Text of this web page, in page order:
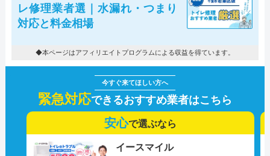
レ修理業者選｜水漏れ・つまり
対応と料金相場
◆本ページはアフィリエイトプログラムによる収益を得ています。
緊急対応できるおすすめ業者はこちら
安心で選ぶなら
イースマイル